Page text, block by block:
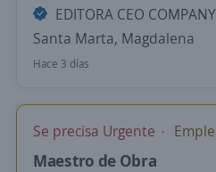
EDITORA CEO
Santa Marta, Magdalena
Hace 3 días
Se precisa Urgente
Maestro de Obra